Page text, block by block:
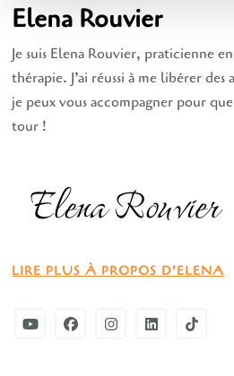
Elena Rouvier
Je suis Elena Rouvier, praticienne
thérapie. J’ai réussi à me libérer
je peux vous accompagner pour
tour !
LIRE PLUS À PROPOS D'ELENA